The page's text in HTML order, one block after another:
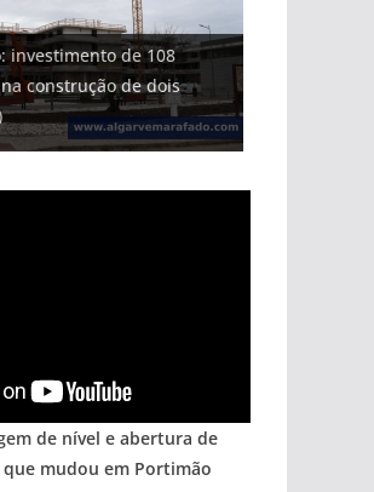
investimento de 108
construção de dois
de nível e abertura de
mudou em Portimão